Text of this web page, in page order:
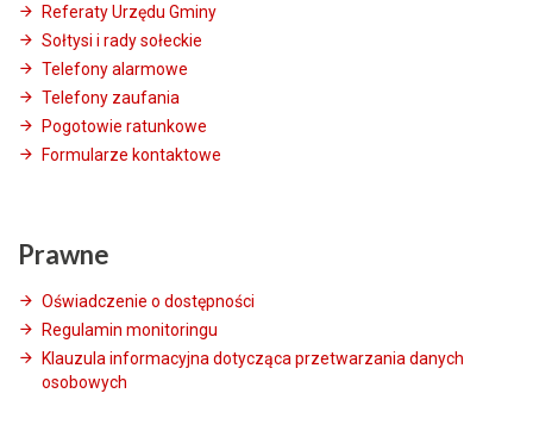
Referaty Urzędu Gminy
Sołtysi i rady sołeckie
Telefony alarmowe
Telefony zaufania
Pogotowie ratunkowe
Formularze kontaktowe
Prawne
Oświadczenie o dostępności
Regulamin monitoringu
Klauzula informacyjna dotycząca przetwarzania danych
osobowych